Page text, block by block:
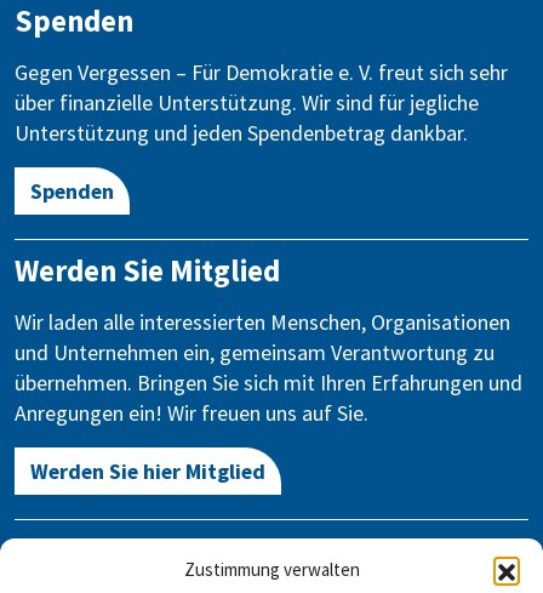
Zustimmung verwalten
Spenden
Gegen Vergessen – Für Demokratie e. V. freut sich sehr
über finanzielle Unterstützung. Wir sind für jegliche
Unterstützung und jeden Spendenbetrag dankbar.
Spenden
Werden Sie Mitglied
Wir laden alle interessierten Menschen, Organisationen
und Unternehmen ein, gemeinsam Verantwortung zu
übernehmen. Bringen Sie sich mit Ihren Erfahrungen und
Anregungen ein! Wir freuen uns auf Sie.
Werden Sie hier Mitglied
Kontakt